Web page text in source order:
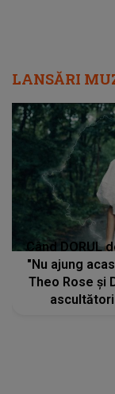
LANSĂRI
Când DORUL
"Nu ajung
Theo Rose și
ascultători